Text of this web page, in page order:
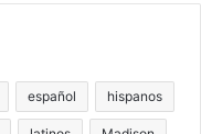
español hispanos